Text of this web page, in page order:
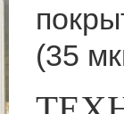
(35